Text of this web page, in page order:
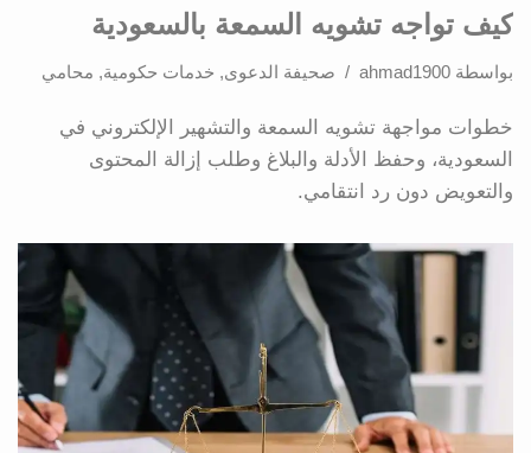
كيف تواجه تشويه السمعة بالسعودية
بواسطة ahmad1900 صحيفة الدعوى, خدمات حكومية, محامي
خطوات مواجهة تشويه السمعة والتشهير الإلكتروني في
السعودية، وحفظ الأدلة والبلاغ وطلب إزالة المحتوى
والتعويض دون رد انتقامي.